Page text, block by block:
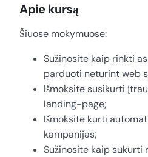
Apie kursą
Šiuose mokymuose:
Sužinosite kaip rinkti
parduoti neturint web
Išmoksite susikurti
landing-page;
Išmoksite kurti
kampanijas;
Sužinosite kaip sukurti